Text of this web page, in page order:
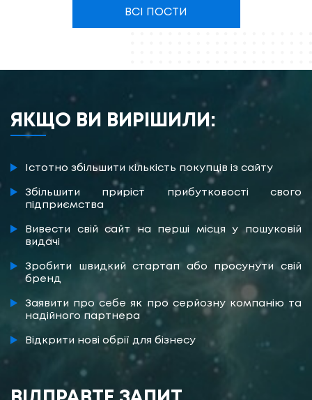
ВСІ ПОСТИ
ЯКЩО ВИ ВИРІШИЛИ:
Істотно збільшити кількість покупців із сайту
Збільшити приріст прибутковості свого
підприємства
Вивести свій сайт на перші місця у пошуковій
видачі
Зробити швидкий стартап або просунути свій
бренд
Заявити про себе як про серйозну компанію та
надійного партнера
Відкрити нові обрії для бізнесу